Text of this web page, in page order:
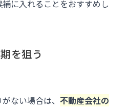
に入れることをおすすめし
を狙う
ない場合は、 不動産会社の